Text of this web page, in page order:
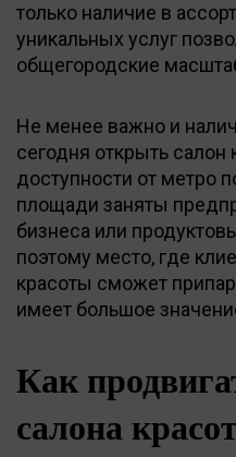
только наличие в
уникальных услуг
общегородские
Не менее важно и
сегодня открыть салон
доступности от метро
площади заняты
бизнеса или
поэтому место, где
красоты сможет
имеет большое
Как
салона